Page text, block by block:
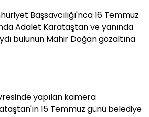
Başsavcılığı'nca 16 Temmuz
Adalet Karataştan ve yanında
bulunun Mahir Doğan gözaltına
yapılan kamera
15 Temmuz günü belediye